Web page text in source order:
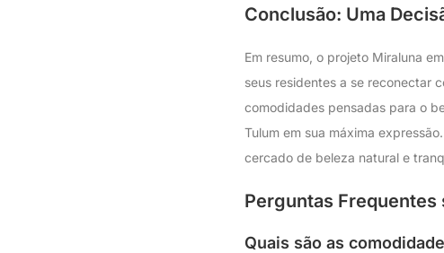
Conclusão: Uma
Em resumo, o projeto Miraluna
seus residentes a se reconectar
comodidades pensadas para o
Tulum em sua máxima
cercado de beleza natural e
Perguntas Frequentes
Quais são as